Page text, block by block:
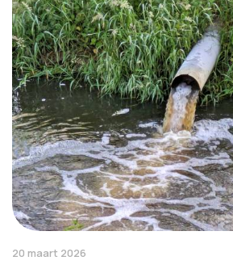
20 maart 2026